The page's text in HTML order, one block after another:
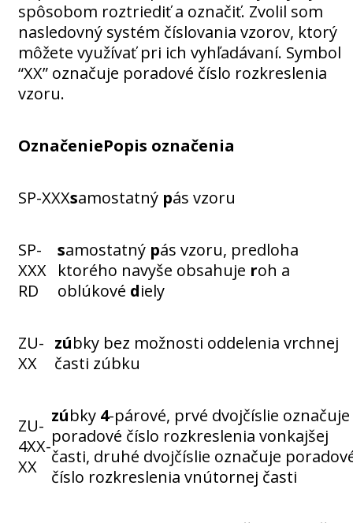
spôsobom roztriediť a označiť. Zvolil som
nasledovný systém číslovania vzorov, ktorý
môžete využívať pri ich vyhľadávaní. Symbol
“XX” označuje poradové číslo rozkreslenia
vzoru.
OznačeniePopis označenia
SP-XXXsamostatný pás vzoru
SP-
XXX
RD
samostatný pás vzoru, predloha
ktorého navyše obsahuje roh a
oblúkové diely
ZU-
XX
zúbky bez možnosti oddelenia vrchnej
časti zúbku
ZU-
4XX-
XX
zúbky 4-párové, prvé dvojčíslie označuje
poradové číslo rozkreslenia vonkajšej
časti, druhé dvojčíslie označuje
číslo rozkreslenia vnútornej časti